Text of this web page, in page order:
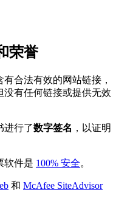
荣誉
合法有效的网站链接，
有任何链接或提供无效
进行了数字签名 ，以证明
软件是 100% 安全。
和 McAfee SiteAdvisor